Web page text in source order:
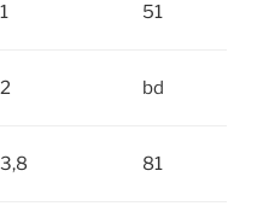
1 51
2 bd
3,8 81